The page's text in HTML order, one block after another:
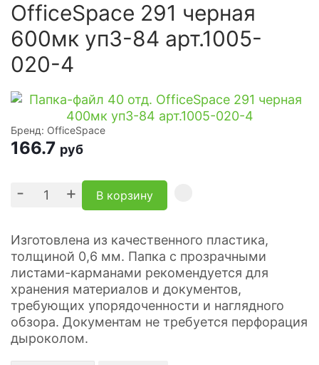
OfficeSpace 291 черная
600мк уп3-84 арт.1005-
020-4
Бренд: OfficeSpace
166.7 руб
- + В корзину
Изготовлена из качественного пластика,
толщиной 0,6 мм. Папка с прозрачными
листами-карманами рекомендуется для
хранения материалов и документов,
требующих упорядоченности и наглядного
обзора. Документам не требуется перфорация
дыроколом.